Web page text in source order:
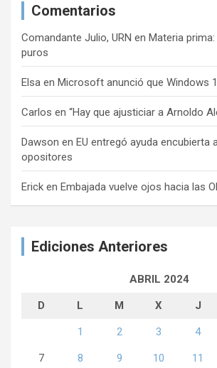
Comentarios
Comandante Julio, URN en Materia
puros
Elsa en Microsoft anunció que Windows
Carlos en “Hay que ajusticiar a Arnoldo
Dawson en EU entregó ayuda encubierta
opositores
Erick en Embajada vuelve ojos hacia las
Ediciones Anteriores
ABRIL 2024
D L M X J
1 2 3 4
7 8 9 10 11